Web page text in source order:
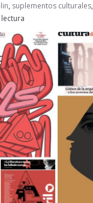
, suplementos culturales,